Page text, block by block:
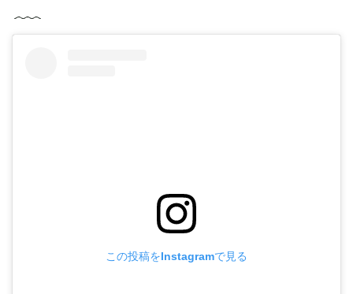
この投稿をInstagramで見る